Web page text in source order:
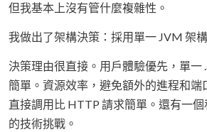
但我基本上沒有管什麼複雜性。
我做出了架構決策：採用單一 JVM 架構
決策理由很直接。用戶體驗優先，單一
簡單。資源效率，避免額外的進程和端
直接調用比 HTTP 請求簡單。還有一
的技術挑戰。